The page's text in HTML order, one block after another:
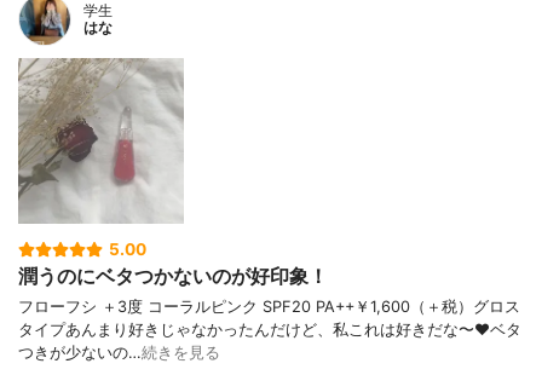
学生
はな
5.00
潤うのにベタつかないのが好印象！
フローフシ ＋3度 コーラルピンク SPF20 PA++￥1,600（＋税）グロス
タイプあんまり好きじゃなかったんだけど、私これは好きだな〜♥ベタ
つきが少ないの…続きを見る